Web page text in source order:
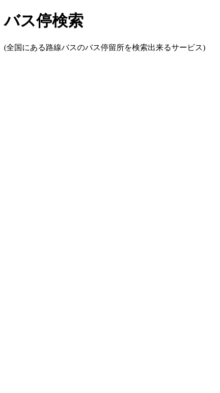
バス停検索
(全国にある路線バスのバス停留所を検索出来るサービス)